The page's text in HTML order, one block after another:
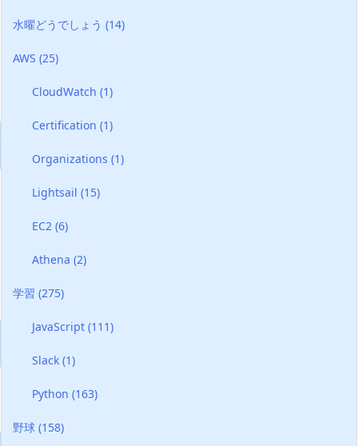
水曜どうでしょう (14)
AWS (25)
CloudWatch(1)
Certification(1)
Organizations(1)
Lightsail(15)
EC2(6)
Athena(2)
学習 (275)
JavaScript(111)
Slack(1)
Python(163)
野球 (158)